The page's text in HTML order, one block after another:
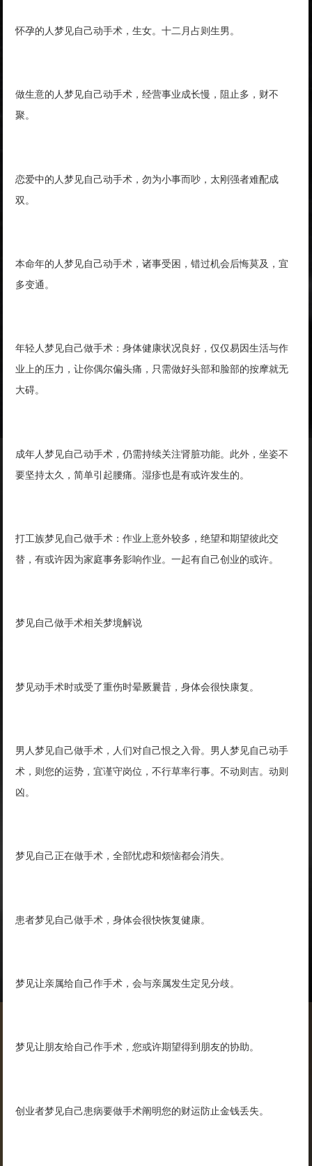
怀孕的人梦见自己动手术，生女。十二月占则生男。
做生意的人梦见自己动手术，经营事业成长慢，阻止多，财不
聚。
恋爱中的人梦见自己动手术，勿为小事而吵，太刚强者难配成
双。
本命年的人梦见自己动手术，诸事受困，错过机会后悔莫及，宜
多变通。
年轻人梦见自己做手术：身体健康状况良好，仅仅易因生活与作
业上的压力，让你偶尔偏头痛，只需做好头部和脸部的按摩就无
大碍。
成年人梦见自己动手术，仍需持续关注肾脏功能。此外，坐姿不
要坚持太久，简单引起腰痛。湿疹也是有或许发生的。
打工族梦见自己做手术：作业上意外较多，绝望和期望彼此交
替，有或许因为家庭事务影响作业。一起有自己创业的或许。
梦见自己做手术相关梦境解说
梦见动手术时或受了重伤时晕厥曩昔，身体会很快康复。
男人梦见自己做手术，人们对自己恨之入骨。男人梦见自己动手
术，则您的运势，宜谨守岗位，不行草率行事。不动则吉。动则
凶。
梦见自己正在做手术，全部忧虑和烦恼都会消失。
患者梦见自己做手术，身体会很快恢复健康。
梦见让亲属给自己作手术，会与亲属发生定见分歧。
梦见让朋友给自己作手术，您或许期望得到朋友的协助。
创业者梦见自己患病要做手术阐明您的财运防止金钱丢失。